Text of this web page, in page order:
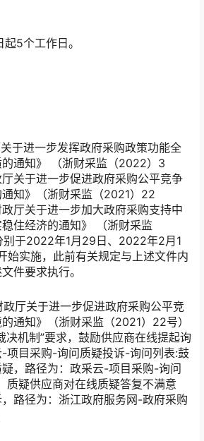
5个工作日。
于进一步发挥政府采购政策功能全
通知》 （浙财采监（2022）3
关于进一步促进政府采购公平竞争
知》（浙财采监（2021）22
厅关于进一步加大政府采购支持中
住经济的通知》 （浙财采监
别于2022年1月29日、2022年2月1
始实施，此前有关规定与上述文件内
件要求执行。
厅关于进一步促进政府采购公平竞
通知》（浙财采监（2021）22号）
决机制”要求，鼓励供应商在线提起询
项目采购-询问质疑投诉-询问列表:鼓
，路径为：政采云-项目采购-询问
质疑供应商对在线质疑答复不满意
路径为：浙江政府服务网-政府采购